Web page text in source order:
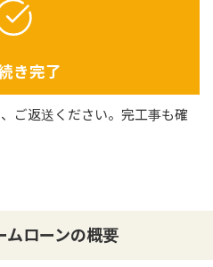
き完了
ご返送ください。完工事も確
ムローンの概要